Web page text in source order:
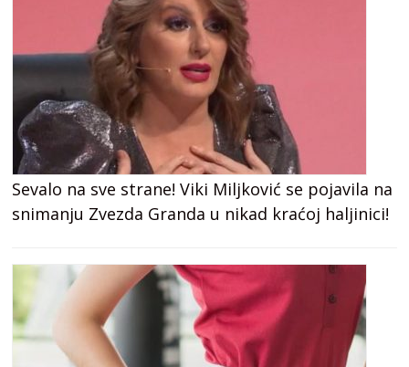
Sevalo na sve strane! Viki Miljković se pojavila na
snimanju Zvezda Granda u nikad kraćoj haljinici!